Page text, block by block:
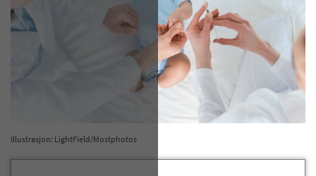
Illustrasjon: LightField/Mostphotos